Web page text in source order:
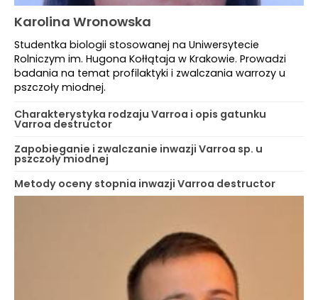
Karolina Wronowska
Studentka biologii stosowanej na Uniwersytecie
Rolniczym im. Hugona Kołłątaja w Krakowie. Prowadzi
badania na temat profilaktyki i zwalczania warrozy u
pszczoły miodnej.
Charakterystyka rodzaju Varroa i opis gatunku
Varroa destructor
Zapobieganie i zwalczanie inwazji Varroa sp. u
pszczoły miodnej
Metody oceny stopnia inwazji Varroa destructor